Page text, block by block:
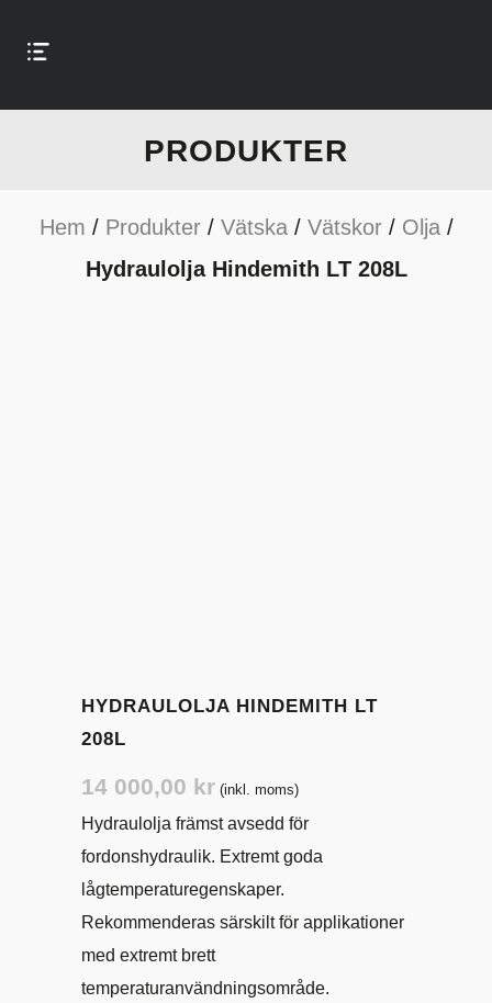
PRODUKTER
Hem / Produkter/ Vätska/ Vätskor/ Olja/
Hydraulolja Hindemith LT 208L
HYDRAULOLJA HINDEMITH LT
208L
14 000,00 kr (inkl. moms)
Hydraulolja främst avsedd för
fordonshydraulik. Extremt goda
lågtemperaturegenskaper.
Rekommenderas särskilt för applikationer
med extremt brett
temperaturanvändningsområde.